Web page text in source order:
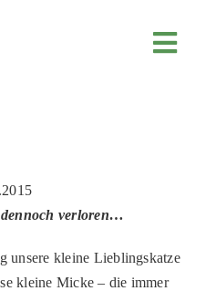
verloren…
unsere kleine Lieblingskatze
kleine Micke – die immer